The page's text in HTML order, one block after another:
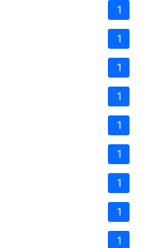
1
1
1
1
1
1
1
1
1